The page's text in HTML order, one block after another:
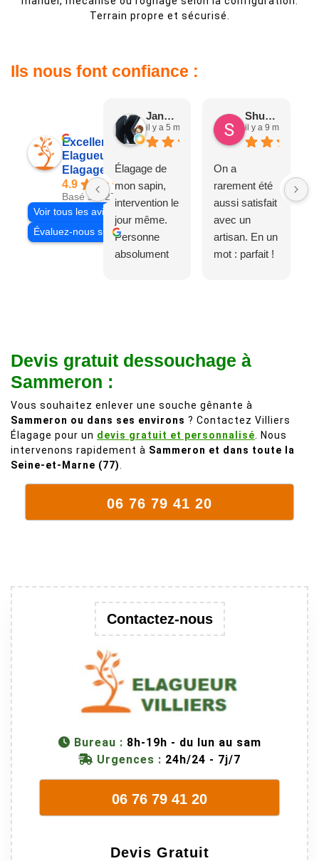
Terrain propre et sécurisé.
Ils nous font confiance :
Excellent
Elagueur 77
Elagage Villiers
4.9
Basé sur 27 avis
Voir tous les avis
Évaluez-nous sur
Jane D.
il y a 5 mois
Élagage de
mon sapin,
intervention le
jour même.
Personne
absolument
comme on en
Shuang & Jean K.
il y a 9 mois
On a
rarement été
aussi satisfait
avec un
artisan. En un
mot : parfait !
débordait trop
chez les
plein de bois
mort. C'est
délicat parce
trop lourde et
donc
son équipes
connaissent
très bien leur
juste une
évidence. Et
en plus ils
sympathique.
Devis gratuit dessouchage à
Sammeron :
Vous souhaitez enlever une souche gênante à
Sammeron ou dans ses environs ? Contactez Villiers
Élagage pour un devis gratuit et personnalisé . Nous
intervenons rapidement à Sammeron et dans toute la
Seine-et-Marne (77)
06 76 79 41 20
Contactez-nous
Bureau : 8h-19h - du lun au sam
Urgences : 24h/24 - 7j/7
06 76 79 41 20
Devis Gratuit